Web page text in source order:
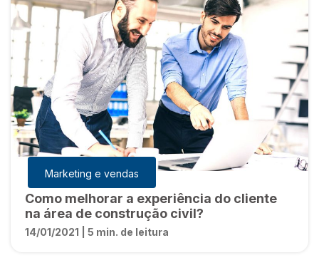
Marketing e vendas
Como melhorar a experiência do cliente
na área de construção civil?
14/01/2021 | 5 min. de leitura